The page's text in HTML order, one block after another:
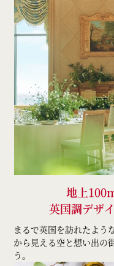
地上
英国調デザ
まるで英国を訪れたよう
から見える空と想い出の
う。